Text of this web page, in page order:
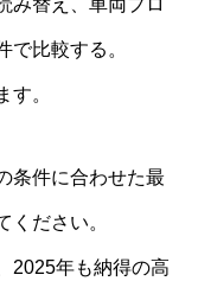
み替え、車両プロ
で比較する。
す。
条件に合わせた最
ください。
2025年も納得の高